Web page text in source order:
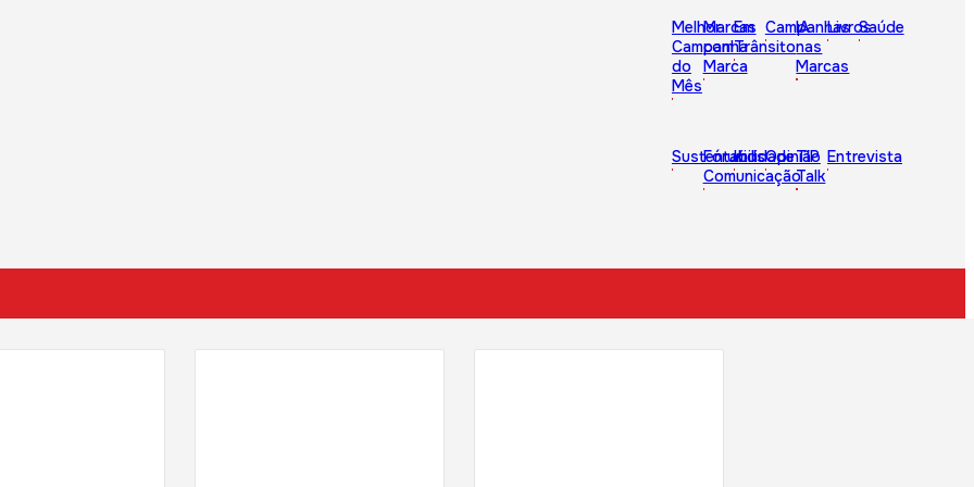
Melhor
Campanha
do
Mês
Marcas
com
Marca
Em
Trânsito
Campanhas
IA
nas
Marcas
LivrosSaúde
Sustentabilidade
Fórum
Comunicação
KidsOpinião
TIP
Talk
Entrevista